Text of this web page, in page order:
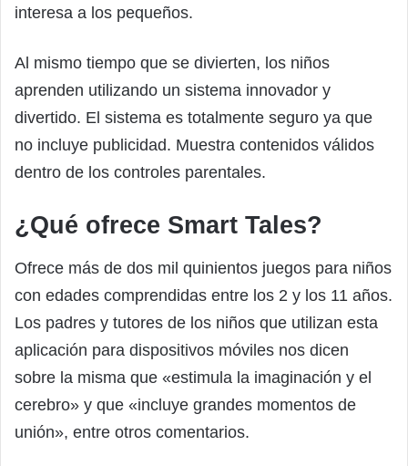
interesa a los pequeños.
Al mismo tiempo que se divierten, los niños
aprenden utilizando un sistema innovador y
divertido. El sistema es totalmente seguro ya que
no incluye publicidad. Muestra contenidos válidos
dentro de los controles parentales.
¿Qué ofrece Smart Tales?
Ofrece más de dos mil quinientos juegos para niños
con edades comprendidas entre los 2 y los 11 años.
Los padres y tutores de los niños que utilizan esta
aplicación para dispositivos móviles nos dicen
sobre la misma que «estimula la imaginación y el
cerebro» y que «incluye grandes momentos de
unión», entre otros comentarios.